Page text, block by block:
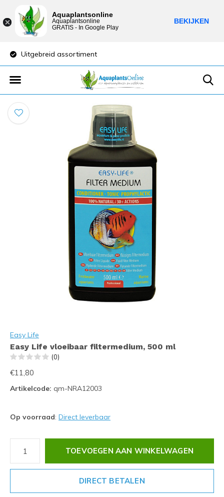
Uitgebreid assortiment
Easy Life
Easy Life vloeibaar filtermedium, 500 ml
(0)
€11,80
Artikelcode: qm-NRA12003
Op voorraad: Direct leverbaar
TOEVOEGEN AAN WINKELWAGEN
DIRECT BETALEN
Aquaplantsonline
Aquaplantsonline
GRATIS - In Google Play
BEKIJKEN